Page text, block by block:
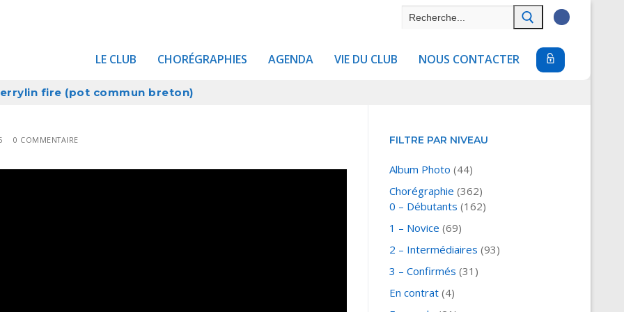
Rechercher
LE CLUB CHORÉGRAPHIES AGENDA VIE DU CLUB NOUS CONTACTER
fire (pot commun breton)
0 COMMENTAIRE FILTRE PAR NIVEAU
Album Photo (44)
Chorégraphie (362)
0 – Débutants (162)
1 – Novice (69)
2 – Intermédiaires (93)
3 – Confirmés (31)
En contrat(4)